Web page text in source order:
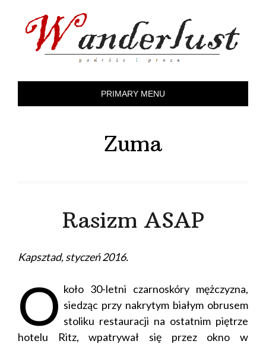
PRIMARY MENU
Zuma
Rasizm ASAP
Kapsztad, styczeń 2016.
O koło 30-letni czarnoskóry mężczyzna,
siedząc przy nakrytym białym obrusem
stoliku restauracji na ostatnim piętrze
hotelu Ritz, wpatrywał się przez okno w